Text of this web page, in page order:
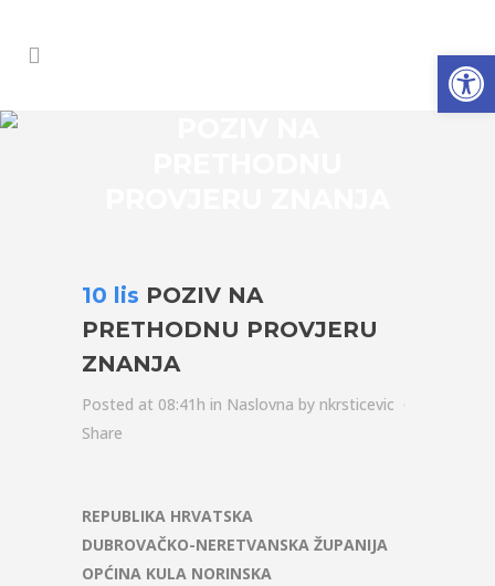
10 lis POZIV NA
PRETHODNU PROVJERU
ZNANJA
Posted at 08:41h in Naslovna by nkrsticevic
Share
REPUBLIKA HRVATSKA
DUBROVAČKO-NERETVANSKA ŽUPANIJA
OPĆINA KULA NORINSKA